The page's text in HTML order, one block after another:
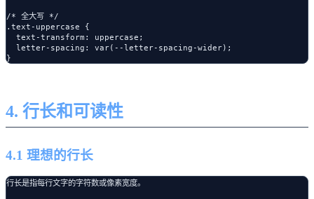
/* 全大写 */
.text-uppercase {
  text-transform: uppercase;
  letter-spacing: var(--letter-spacing-wider);
4. 行长和可读性
4.1 理想的行长
行长是指每行文字的字符数或像素宽度。